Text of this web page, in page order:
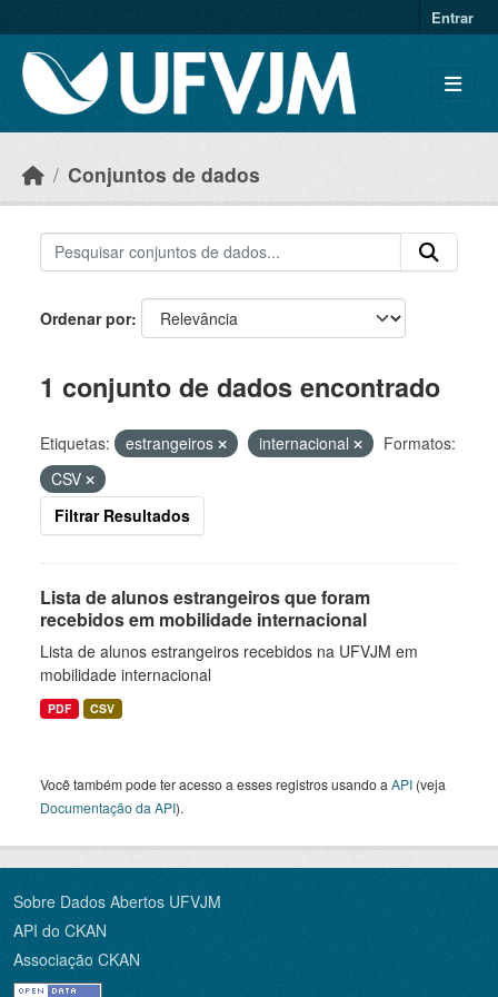
Entrar
Conjuntos de dados
Ordenar por
1 conjunto de dados encontrado
Etiquetas: estrangeiros internacional
Formatos:
CSV
Filtrar Resultados
Lista de alunos estrangeiros que foram
recebidos em mobilidade internacional
Lista de alunos estrangeiros recebidos na UFVJM em
mobilidade internacional
PDF CSV
Você também pode ter acesso a esses registros usando a API (veja
Documentação da API).
Sobre Dados Abertos UFVJM
API do CKAN
Associação CKAN